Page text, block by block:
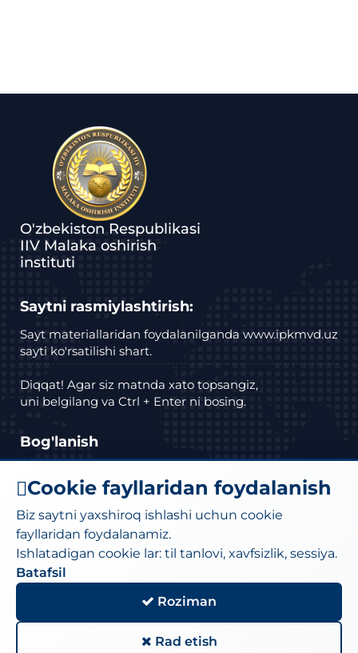
Cookie fayllaridan foydalanish
Biz saytni yaxshiroq ishlashi uchun cookie
fayllaridan foydalanamiz.
Ishlatadigan cookie lar: til tanlovi, xavfsizlik, sessiya.
Batafsil
Roziman
Rad etish
O'zbekiston Respublikasi
IIV Malaka oshirish
instituti
Saytni rasmiylashtirish:
Sayt materiallaridan foydalanilganda www.ipkmvd.uz
sayti ko'rsatilishi shart.
Diqqat! Agar siz matnda xato topsangiz,
uni belgilang va Ctrl + Enter ni bosing.
Bog'lanish
Husayn Boyqaro ko'chasi, 27a-uy.
Telefon :(71) 295-34-18, (71)295-34-19
Elektron pochta:moi@iiv.uz
kanselariya@exat.uz
Sayt xaritasi